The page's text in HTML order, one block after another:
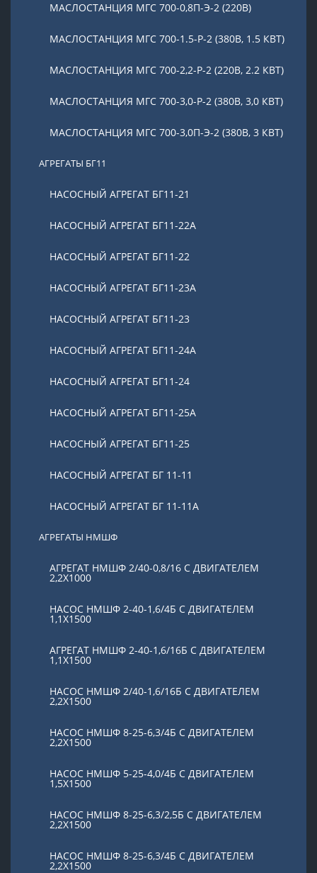
МАСЛОСТАНЦИЯ МГС 700-0,8П-Э-2 (220В)
МАСЛОСТАНЦИЯ МГС 700-1.5-Р-2 (380В, 1.5 КВТ)
МАСЛОСТАНЦИЯ МГС 700-2,2-Р-2 (220В, 2.2 КВТ)
МАСЛОСТАНЦИЯ МГС 700-3,0-Р-2 (380В, 3,0 КВТ)
МАСЛОСТАНЦИЯ МГС 700-3,0П-Э-2 (380В, 3 КВТ)
АГРЕГАТЫ БГ11
НАСОСНЫЙ АГРЕГАТ БГ11-21
НАСОСНЫЙ АГРЕГАТ БГ11-22А
НАСОСНЫЙ АГРЕГАТ БГ11-22
НАСОСНЫЙ АГРЕГАТ БГ11-23А
НАСОСНЫЙ АГРЕГАТ БГ11-23
НАСОСНЫЙ АГРЕГАТ БГ11-24А
НАСОСНЫЙ АГРЕГАТ БГ11-24
НАСОСНЫЙ АГРЕГАТ БГ11-25А
НАСОСНЫЙ АГРЕГАТ БГ11-25
НАСОСНЫЙ АГРЕГАТ БГ 11-11
НАСОСНЫЙ АГРЕГАТ БГ 11-11А
АГРЕГАТЫ НМШФ
АГРЕГАТ НМШФ 2/40-0,8/16 С ДВИГАТЕЛЕМ
2,2Х1000
НАСОС НМШФ 2-40-1,6/4Б С ДВИГАТЕЛЕМ
1,1Х1500
АГРЕГАТ НМШФ 2-40-1,6/16Б С ДВИГАТЕЛЕМ
1,1Х1500
НАСОС НМШФ 2/40-1,6/16Б С ДВИГАТЕЛЕМ
2,2Х1500
НАСОС НМШФ 8-25-6,3/4Б С ДВИГАТЕЛЕМ
2,2Х1500
НАСОС НМШФ 5-25-4,0/4Б С ДВИГАТЕЛЕМ
1,5Х1500
НАСОС НМШФ 8-25-6,3/2,5Б С ДВИГАТЕЛЕМ
2,2Х1500
НАСОС НМШФ 8-25-6,3/4Б С ДВИГАТЕЛЕМ
2,2Х1500